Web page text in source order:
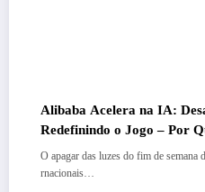
Alibaba Acelera na IA:
Redefinindo o Jogo – Por
Um DeepSeek
O apagar das luzes do fim de
rnacionais…